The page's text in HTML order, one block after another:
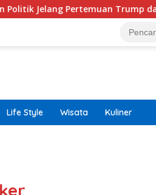
Trump dan Xi Jinping
Life Style Wisata Kuliner